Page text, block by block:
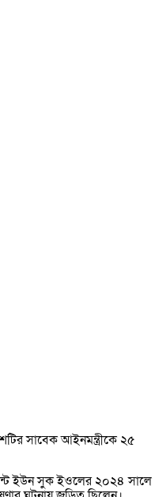
সাবেক আইনমন্ত্রীকে ২৫
ইউন সুক ইওলের ২০২৪ সালে